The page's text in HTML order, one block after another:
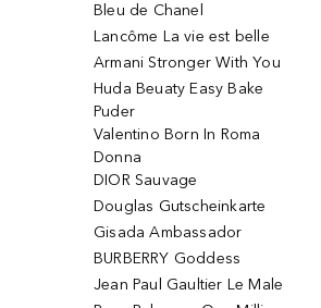
Bleu de Chanel
Lancôme La vie est belle
Armani Stronger With You
Huda Beuaty Easy Bake
Puder
Valentino Born In Roma
Donna
DIOR Sauvage
Douglas Gutscheinkarte
Gisada Ambassador
BURBERRY Goddess
Jean Paul Gaultier Le Male